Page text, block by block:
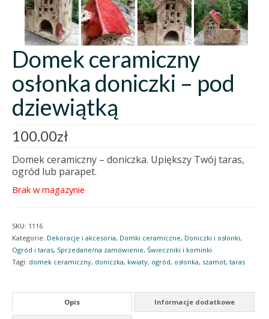
Domek ceramiczny
osłonka doniczki – pod
dziewiątką
100.00zł
Domek ceramiczny – doniczka. Upiększy Twój taras,
ogród lub parapet.
Brak w magazynie
SKU: 1116
Kategorie: Dekoracje i akcesoria, Domki ceramiczne, Doniczki i osłonki,
Ogród i taras, Sprzedane/na zamówienie, Świeczniki i kominki
Tagi: domek ceramiczny, doniczka, kwiaty, ogród, osłonka, szamot, taras
Opis Informacje dodatkowe